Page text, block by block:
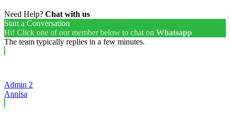
Need Help? Chat with us
Start a Conversation
Hi! Click one of our member below to chat on Whatsapp
The team typically replies in a few minutes.
Admin 2
Annisa